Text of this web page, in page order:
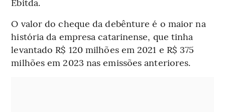
O valor do cheque da debênture é o maior na
história da empresa catarinense, que tinha
levantado R$ 120 milhões em 2021 e R$ 375
milhões em 2023 nas emissões anteriores.